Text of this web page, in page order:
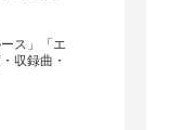
ス」「エ
収録曲・